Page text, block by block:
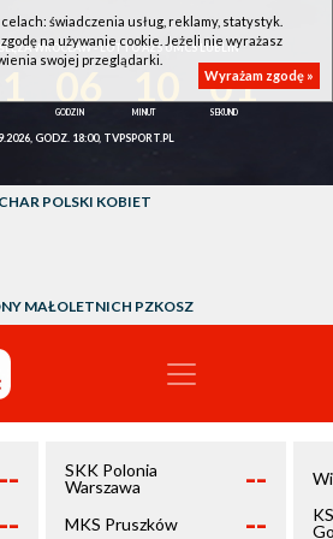
WROCŁAW - LOTTO AZS UMCS LUBLIN
01
GODZ. 18:00, TVPSPORT.PL
POLSKI KOBIET
MAŁOLETNICH PZKOSZ
--
--
SKK Polonia
Warszawa
--
MKS Pruszków --
świadczenia usług, reklamy, statystyk.
na używanie cookie. Jeżeli nie wyrażasz
swojej przeglądarki.
Wyrażam zgodę »